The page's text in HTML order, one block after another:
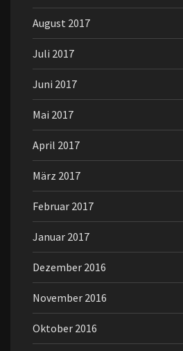
August 2017
Juli 2017
Juni 2017
Mai 2017
April 2017
März 2017
Februar 2017
Januar 2017
Dezember 2016
November 2016
Oktober 2016